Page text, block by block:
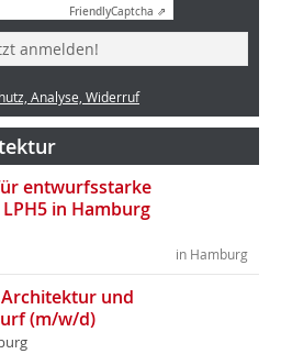
FriendlyCaptcha ⇗
anmelden!
Analyse, Widerruf
entwurfsstarke
in Hamburg
in Hamburg
und
(m/w/d)